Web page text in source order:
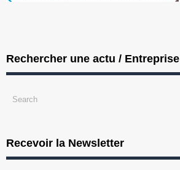
Rechercher une actu / Entreprise
Recevoir la Newsletter